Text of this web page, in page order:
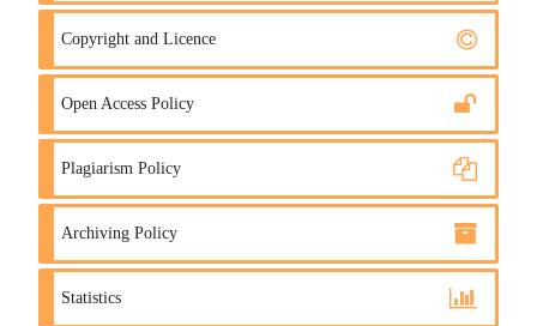
Copyright and Licence
Open Access Policy
Plagiarism Policy
Archiving Policy
Statistics